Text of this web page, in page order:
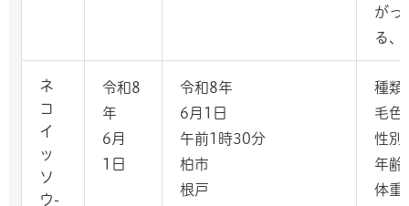
がっ
る、
ネ
コ
イ
ッ
ソ
ウ-
令和8
年
6月
1日
令和8年
6月1日
午前1時30分
柏市
根戸
種類
毛色
性別
年齢
体重